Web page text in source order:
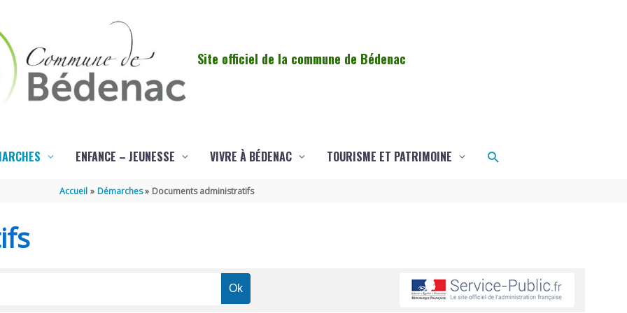
Site officiel de la commune de Bédenac
ENFANCE – JEUNESSE VIVRE À BÉDENAC TOURISME ET PATRIMOINE Rechercher
Accueil Démarches Documents administratifs